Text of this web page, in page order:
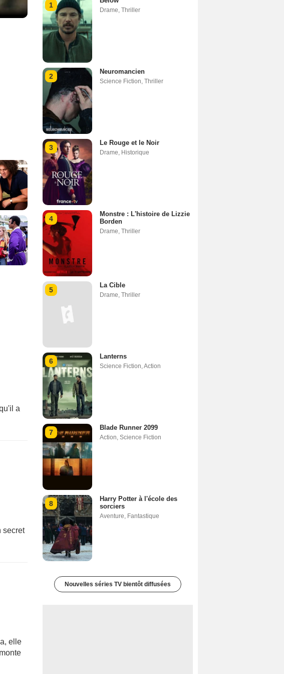
a
secret
elle
1
Drame Thriller
2
Neuromancien
Science Fiction Thriller
3
Le Rouge et le Noir
Drame Historique
4
Monstre : L'histoire de Lizzie
Borden
Drame Thriller
5
La Cible
Drame Thriller
6
Lanterns
Science Fiction Action
7
Blade Runner 2099
Action Science Fiction
8
Harry Potter à l'école des
sorciers
Aventure Fantastique
Nouvelles séries TV bientôt diffusées